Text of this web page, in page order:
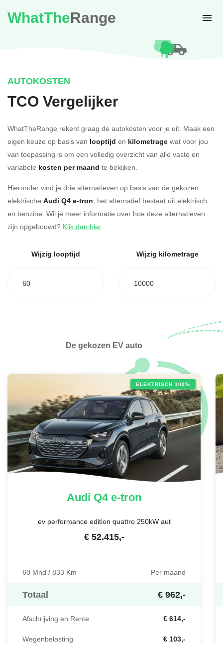
WhatTheRange
AUTOKOSTEN
TCO Vergelijker
WhatTheRange rekent graag de autokosten voor je uit. Maak een
eigen keuze op basis van looptijd en kilometrage wat voor jou
van toepassing is om een volledig overzicht van alle vaste en
variabele kosten per maand te bekijken.
Hieronder vind je drie alternatieven op basis van de gekozen
elektrische Audi Q4 e-tron, het alternatief bestaat uit elektrisch
en benzine. Wil je meer informatie over hoe deze alternatieven
zijn opgebouwd? Klik dan hier.
Wijzig looptijd
60
Wijzig kilometrage
10000
De gekozen EV auto
ELEKTRISCH 100%
Audi Q4 e-tron
ev performance edition quattro 250kW aut
€ 52.415,-
60 Mnd / 833 Km Per maand
Totaal € 962,-
Afschrijving en Rente € 614,-
Wegenbelasting € 103,-